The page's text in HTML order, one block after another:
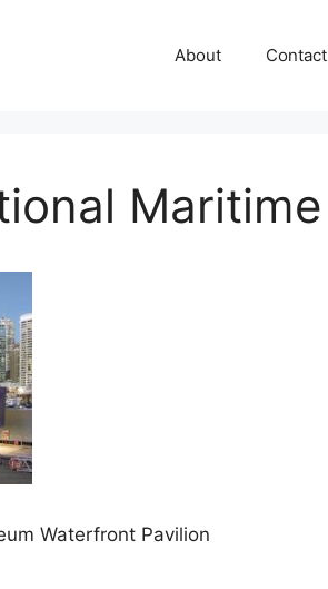
About Contact
Maritime
Waterfront Pavilion